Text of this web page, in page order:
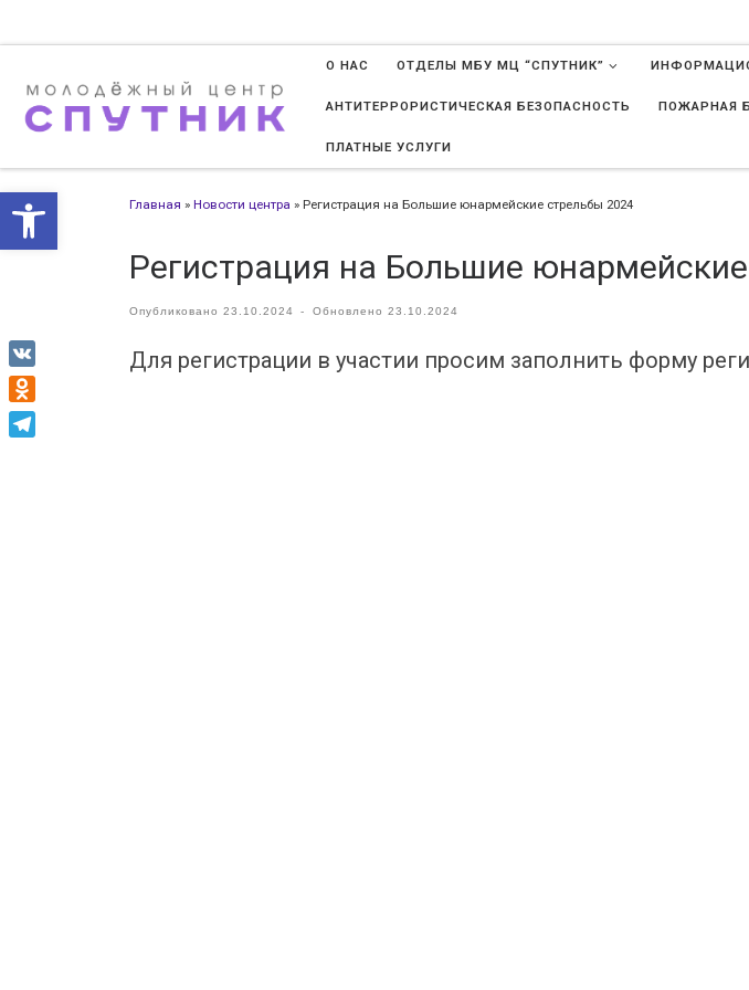
Открыть панель инструментов
О НАС ОТДЕЛЫ МБУ МЦ “СПУТНИК”
АНТИТЕРРОРИСТИЧЕСКАЯ БЕЗОПАСНОСТЬ ПОЖАРНАЯ
ПЛАТНЫЕ УСЛУГИ
Главная » Новости центра » Регистрация на Большие юнармейские стрельбы 2024
Регистрация на Большие
Опубликовано 23.10.2024 - Обновлено 23.10.2024
Для регистрации в участии просим заполнить форму
VK
Odnoklassniki